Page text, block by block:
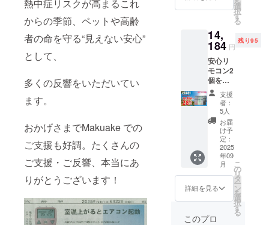
熱中症リスクが高まるこれ
からの季節、ペットや高齢
者の命を守る“見えない安心”
として、
多くの反響をいただいてい
ます。
おかげさまでMakuake での
ご支援も好調。たくさんの
ご支援・ご反響、本当にあ
りがとうございます！
選
択
す
る
14,
184 円
残り95
安心リ
モコン2
個をお
届けい
たしま
す。
19,700
→14,18
(28％O
支援
者：
5人
お届
け予
定：
2025
年09
月
詳細を見る
こ
の
リ
タ
ー
ン
を
選
択
す
る
このプロ